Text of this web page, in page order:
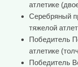
атлетике
Серебряный
тяжелой
Победитель
атлетике
Победитель